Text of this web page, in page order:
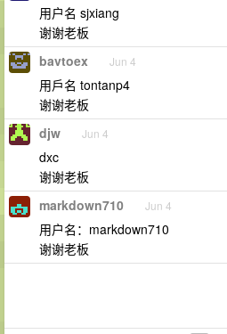
用户名 sjxiang
谢谢老板
bavtoex Jun 4
用戶名 tontanp4
谢谢老板
djw Jun 4
dxc
谢谢老板
markdown710 Jun 4
用户名：markdown710
谢谢老板